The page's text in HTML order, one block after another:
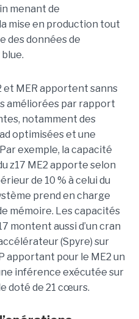
menant de
mise en production tout
des données de
et MER apportent sanns
améliorées par rapport
notamment des
optimisées et une
exemple, la capacité
z17 ME2 apporte selon
de 10 % à celui du
prend en charge
mémoire. Les capacités
montent aussi d’un cran
(Spyre) sur
apportant pour le ME2 un
inférence exécutée sur
doté de 21 cœurs.